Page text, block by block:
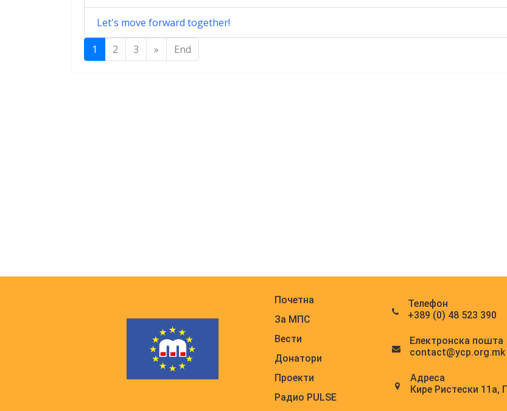
Let's move forward together!
1
2 3 » End
Почетна
За МПС
Вести
Донатори
Проекти
Радио PULSE
Телефон
+389 (0) 48 523 390
Електронска поштa
contact@ycp.org.mk
Адреса
Кире Ристески 11а,